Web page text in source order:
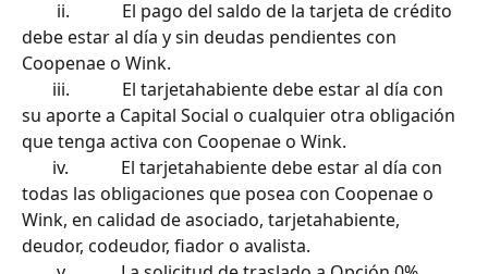
debe estar al día y sin deudas pendientes con
Coopenae o Wink.
su aporte a Capital Social o cualquier otra obligación
que tenga activa con Coopenae o Wink.
todas las obligaciones que posea con Coopenae o
Wink, en calidad de asociado, tarjetahabiente,
deudor, codeudor, fiador o avalista.